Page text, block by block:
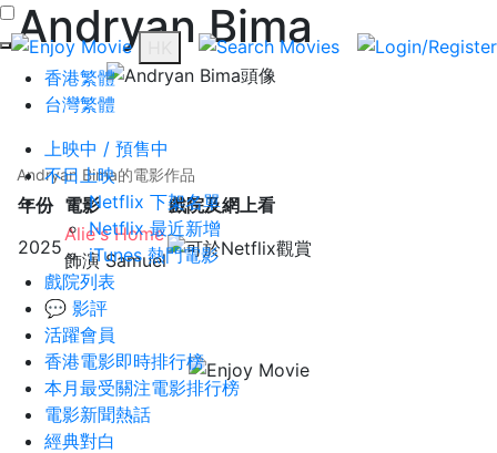
香港繁體
台灣繁體
上映中 / 預售中
不日上映
Netflix 下架名單
Netflix 最近新增
iTunes 熱門電影
戲院列表
💬 影評
活躍會員
香港電影即時排行榜
本月最受關注電影排行榜
電影新聞熱話
經典對白
Andryan Bima
Andryan Bima的電影作品
年份 電影
戲院及網上看
2025
Alie's Home
飾演 Samuel
有齊 Netflix、iTunes、香港戲院場次